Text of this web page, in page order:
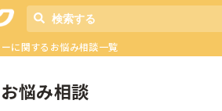
に関するお悩み相談一覧
悩み相談